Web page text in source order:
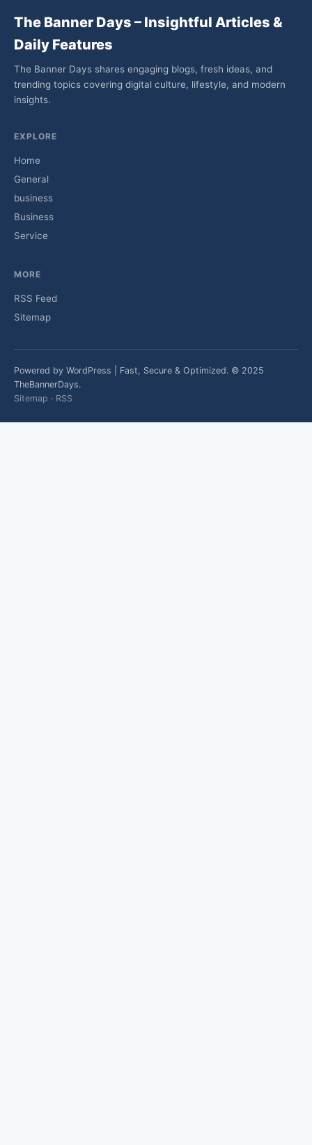
The Banner Days – Insightful Articles &
Daily Features
The Banner Days shares engaging blogs, fresh ideas, and
trending topics covering digital culture, lifestyle, and modern
insights.
EXPLORE
Home
General
business
Business
Service
MORE
RSS Feed
Sitemap
Powered by WordPress | Fast, Secure & Optimized. © 2025
TheBannerDays.
Sitemap · RSS